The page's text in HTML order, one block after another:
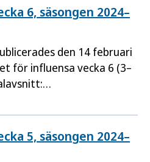
6, säsongen 2024–
den 14 februari
för influensa vecka 6 (3–
5, säsongen 2024–